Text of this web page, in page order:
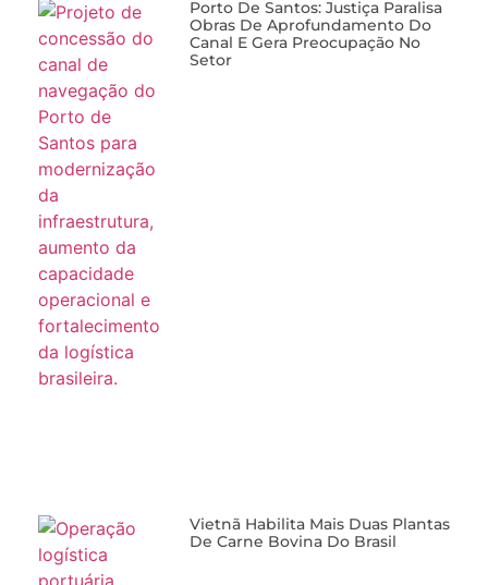
Porto De Santos: Justiça Paralisa
Obras De Aprofundamento Do
Canal E Gera Preocupação No
Setor
Vietnã Habilita Mais Duas Plantas
De Carne Bovina Do Brasil